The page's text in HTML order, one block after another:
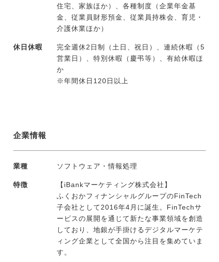
住宅、家族ほか）、各種制度（企業年金基
金、従業員財形預金、従業員持株会、育児・
介護休業ほか）
休日休暇
完全週休2日制（土日、祝日）、連続休暇（5
営業日）、特別休暇（慶弔等）、有給休暇ほ
か
※年間休日120日以上
企業情報
業種 ソフトウェア・情報処理
特徴
【iBankマーケティング株式会社】
ふくおかフィナンシャルグループのFinTech
子会社として2016年4月に誕生。FinTechサ
ービスの展開を通じて新たな事業領域を創造
しており、地銀が手掛けるデジタルマーケテ
ィング企業として全国から注目を集めていま
す。